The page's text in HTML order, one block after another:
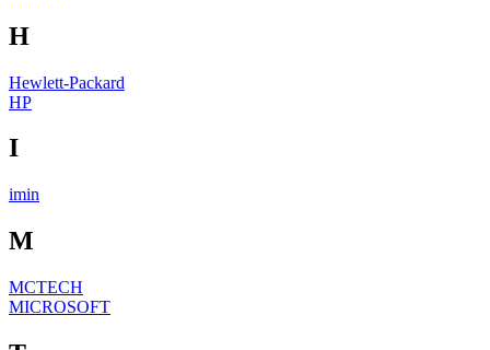
H
Hewlett-Packard
HP
I
imin
M
MCTECH
MICROSOFT